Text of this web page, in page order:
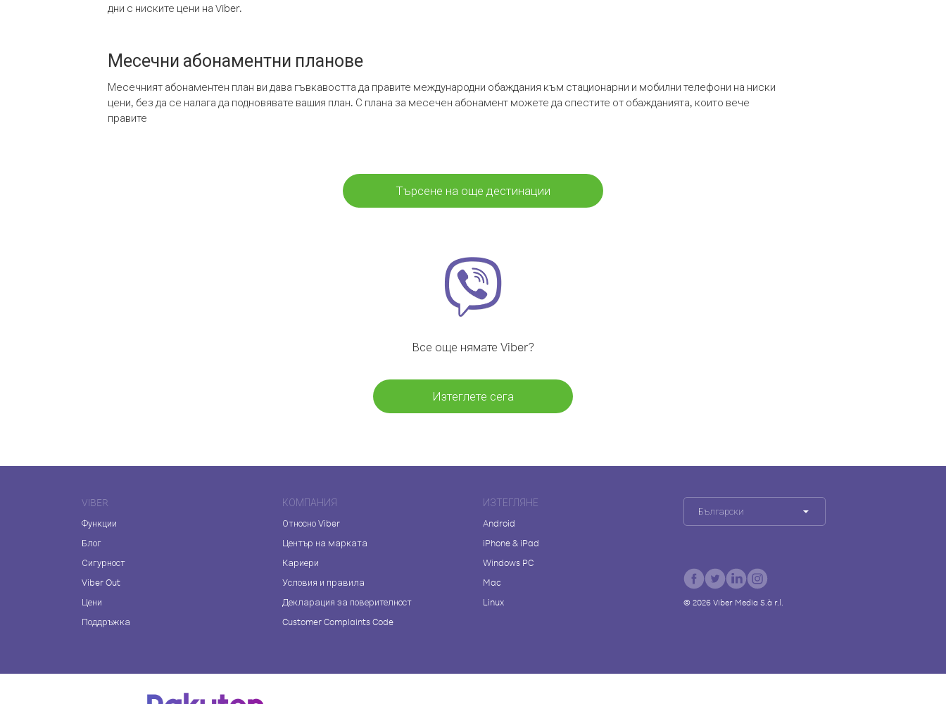
дни с ниските цени на Viber.
Месечни абонаментни планове
Месечният абонаментен план ви дава гъвкавостта да правите международни обаждания към стационарни и мобилни телефони на ниски
цени, без да се налага да подновявате вашия план. С плана за месечен абонамент можете да спестите от обажданията, които вече
правите
Търсене на още дестинации
Все още нямате Viber?
Изтеглете сега
VIBER
Функции
Блог
Сигурност
Viber Out
Цени
Поддръжка
КОМПАНИЯ
Относно Viber
Център на марката
Кариери
Условия и правила
Декларация за поверителност
Customer Complaints Code
ИЗТЕГЛЯНЕ
Android
iPhone & iPad
Windows PC
Mac
Linux
Български
© 2026 Viber Media S.à r.l.